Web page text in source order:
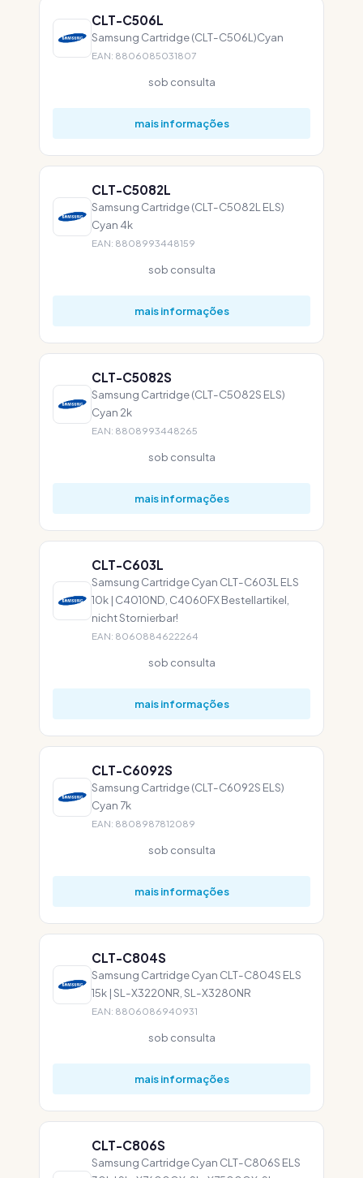
CLT-C506L
Samsung Cartridge (CLT-C506L)Cyan
EAN: 8806085031807
sob consulta
mais informações
CLT-C5082L
Samsung Cartridge (CLT-C5082L ELS)
Cyan 4k
EAN: 8808993448159
sob consulta
mais informações
CLT-C5082S
Samsung Cartridge (CLT-C5082S ELS)
Cyan 2k
EAN: 8808993448265
sob consulta
mais informações
CLT-C603L
Samsung Cartridge Cyan CLT-C603L ELS
10k | C4010ND, C4060FX Bestellartikel,
nicht Stornierbar!
EAN: 8060884622264
sob consulta
mais informações
CLT-C6092S
Samsung Cartridge (CLT-C6092S ELS)
Cyan 7k
EAN: 8808987812089
sob consulta
mais informações
CLT-C804S
Samsung Cartridge Cyan CLT-C804S ELS
15k | SL-X3220NR, SL-X3280NR
EAN: 8806086940931
sob consulta
mais informações
CLT-C806S
Samsung Cartridge Cyan CLT-C806S ELS